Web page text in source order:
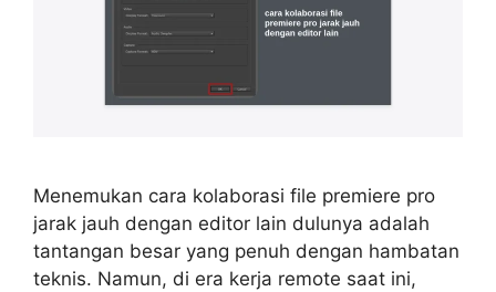
Menemukan cara kolaborasi file premiere pro
jarak jauh dengan editor lain dulunya adalah
tantangan besar yang penuh dengan hambatan
teknis. Namun, di era kerja remote saat ini,